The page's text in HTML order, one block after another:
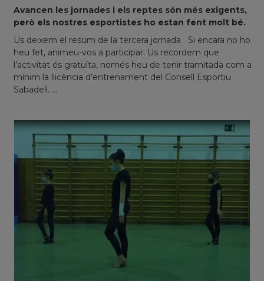
Avancen les jornades i els reptes són més exigents,
però els nostres esportistes ho estan fent molt bé.
Us deixem el resum de la tercera jornada Si encara no ho
heu fet, animeu-vos a participar. Us recordem que
l’activitat és gratuïta, només heu de tenir tramitada com a
mínim la llicència d’entrenament del Consell Esportiu
Sabadell. ...